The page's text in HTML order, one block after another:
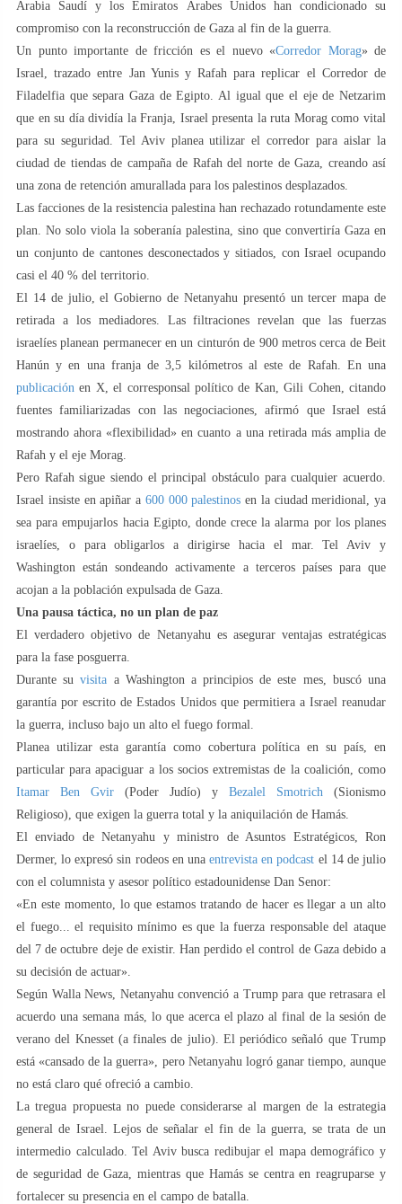
Arabia Saudí y los Emiratos Árabes Unidos han condicionado su
compromiso con la reconstrucción de Gaza al fin de la guerra.
Un punto importante de fricción es el nuevo «Corredor Morag» de
Israel, trazado entre Jan Yunis y Rafah para replicar el Corredor de
Filadelfia que separa Gaza de Egipto. Al igual que el eje de Netzarim
que en su día dividía la Franja, Israel presenta la ruta Morag como vital
para su seguridad. Tel Aviv planea utilizar el corredor para aislar la
ciudad de tiendas de campaña de Rafah del norte de Gaza, creando así
una zona de retención amurallada para los palestinos desplazados.
Las facciones de la resistencia palestina han rechazado rotundamente este
plan. No solo viola la soberanía palestina, sino que convertiría Gaza en
un conjunto de cantones desconectados y sitiados, con Israel ocupando
casi el 40 % del territorio.
El 14 de julio, el Gobierno de Netanyahu presentó un tercer mapa de
retirada a los mediadores. Las filtraciones revelan que las fuerzas
israelíes planean permanecer en un cinturón de 900 metros cerca de Beit
Hanún y en una franja de 3,5 kilómetros al este de Rafah. En una
publicación en X, el corresponsal político de Kan, Gili Cohen, citando
fuentes familiarizadas con las negociaciones, afirmó que Israel está
mostrando ahora «flexibilidad» en cuanto a una retirada más amplia de
Rafah y el eje Morag.
Pero Rafah sigue siendo el principal obstáculo para cualquier acuerdo.
Israel insiste en apiñar a 600 000 palestinos en la ciudad meridional, ya
sea para empujarlos hacia Egipto, donde crece la alarma por los planes
israelíes, o para obligarlos a dirigirse hacia el mar. Tel Aviv y
Washington están sondeando activamente a terceros países para que
acojan a la población expulsada de Gaza.
Una pausa táctica, no un plan de paz
El verdadero objetivo de Netanyahu es asegurar ventajas estratégicas
para la fase posguerra.
Durante suvisita a Washington a principios de este mes, buscó una
garantía por escrito de Estados Unidos que permitiera a Israel reanudar
la guerra, incluso bajo un alto el fuego formal.
Planea utilizar esta garantía como cobertura política en su país, en
particular para apaciguar a los socios extremistas de la coalición, como
Itamar Ben Gvir (Poder Judío) y Bezalel Smotrich (Sionismo
Religioso), que exigen la guerra total y la aniquilación de Hamás.
El enviado de Netanyahu y ministro de Asuntos Estratégicos, Ron
Dermer, lo expresó sin rodeos en unaentrevista en podcast el 14 de julio
con el columnista y asesor político estadounidense Dan Senor:
«En este momento, lo que estamos tratando de hacer es llegar a un alto
el fuego... el requisito mínimo es que la fuerza responsable del ataque
del 7 de octubre deje de existir. Han perdido el control de Gaza debido a
su decisión de actuar».
Según Walla News, Netanyahu convenció a Trump para que retrasara el
acuerdo una semana más, lo que acerca el plazo al final de la sesión de
verano del Knesset (a finales de julio). El periódico señaló que Trump
está «cansado de la guerra», pero Netanyahu logró ganar tiempo, aunque
no está claro qué ofreció a cambio.
La tregua propuesta no puede considerarse al margen de la estrategia
general de Israel. Lejos de señalar el fin de la guerra, se trata de un
intermedio calculado. Tel Aviv busca redibujar el mapa demográfico y
de seguridad de Gaza, mientras que Hamás se centra en reagruparse y
fortalecer su presencia en el campo de batalla.